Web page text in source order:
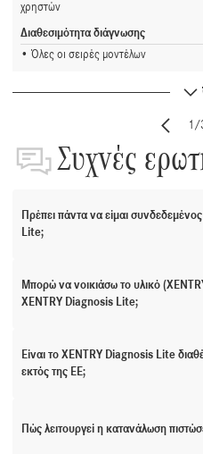
χρηστών
Διαθεσιμότητα διάγνωσης
Όλες οι σειρές μοντέλων
1/
Συχνές
Πρέπει πάντα να είμαι
Lite;
Μπορώ να νοικιάσω το υλικό
XENTRY Diagnosis Lite;
Είναι το XENTRY Diagnosis Lite
εκτός της ΕΕ;
Πώς λειτουργεί η κατανάλωση